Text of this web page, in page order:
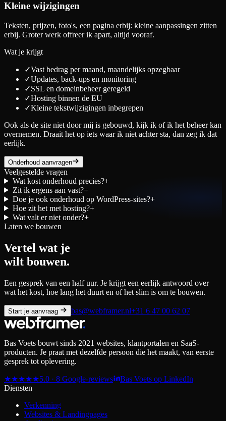
Kleine wijzigingen
Teksten, prijzen, foto's, een pagina erbij: kleine aanpassingen zitten
erbij. Groter werk offreer ik apart, altijd vooraf.
Wat je krijgt
✓Vast bedrag per maand, maandelijks opzegbaar
✓Updates, back-ups en monitoring
✓SSL en domeinbeheer geregeld
✓Hosting binnen de EU
✓Kleine tekstwijzigingen inbegrepen
Ook als de site niet door mij is gebouwd, kijk ik of ik het beheer kan
overnemen. Draait het op iets waar ik niet achter sta, dan zeg ik dat
eerlijk.
Onderhoud aanvragen
Veelgestelde vragen
Wat kost onderhoud precies?+
Zit ik ergens aan vast?+
Doe je ook onderhoud op WordPress-sites?+
Hoe zit het met hosting?+
Wat valt er niet onder?+
Laten we bouwen
Vertel wat je
wilt bouwen.
Een gesprek van een half uur. Je krijgt een eerlijk antwoord over
wat het kost, hoe lang het duurt en of het slim is om te bouwen.
Start je aanvraag bas@webframer.nl+31 6 47 00 62 07
Bas Voets bouwt sinds 2021 websites, klantportalen en SaaS-
producten. Je praat met dezelfde persoon die het maakt, van eerste
gesprek tot oplevering.
★★★★★5.0 · 8 Google-reviews
Bas Voets op LinkedIn
Diensten
Verkenning
Websites & Landingpages